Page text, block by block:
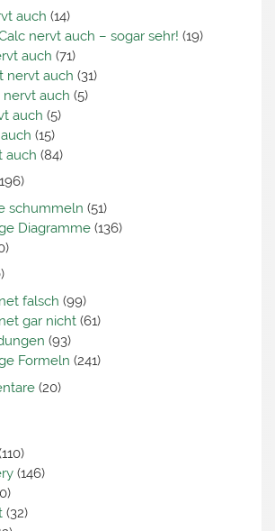
auch (14)
nervt auch – sogar sehr! (19)
auch (71)
nervt auch (31)
nervt auch (5)
auch (5)
(15)
auch (84)
schummeln (51)
Diagramme(136)
falsch (99)
gar nicht(61)
(93)
Formeln (241)
(20)
(146)
(32)